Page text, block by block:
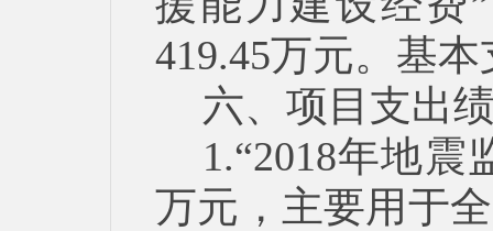
419.45万元。基
六、项目支出
1.“2018年地
万元，主要用于